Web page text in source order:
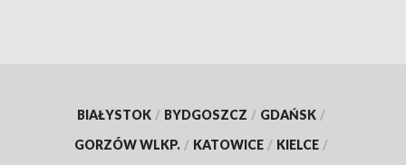
BIAŁYSTOK / BYDGOSZCZ / GDAŃSK /
GORZÓW WLKP. / KATOWICE / KIELCE /